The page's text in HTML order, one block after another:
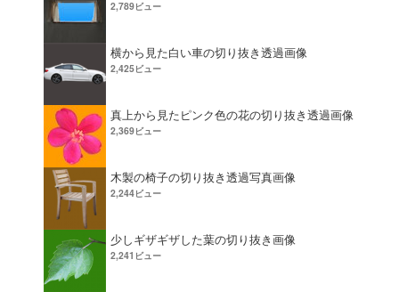
2,789ビュー
横から見た白い車の切り抜き透過画像
2,425ビュー
真上から見たピンク色の花の切り抜き透過画像
2,369ビュー
木製の椅子の切り抜き透過写真画像
2,244ビュー
少しギザギザした葉の切り抜き画像
2,241ビュー